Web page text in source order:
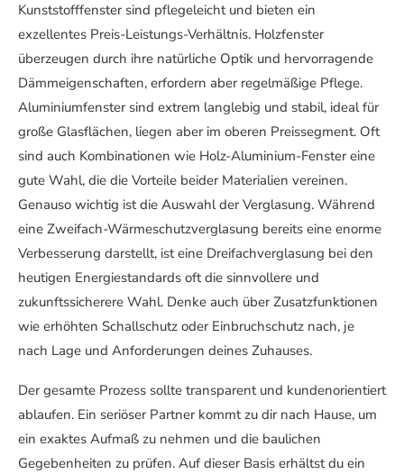
Kunststofffenster sind pflegeleicht und bieten ein
exzellentes Preis-Leistungs-Verhältnis. Holzfenster
überzeugen durch ihre natürliche Optik und hervorragende
Dämmeigenschaften, erfordern aber regelmäßige Pflege.
Aluminiumfenster sind extrem langlebig und stabil, ideal für
große Glasflächen, liegen aber im oberen Preissegment. Oft
sind auch Kombinationen wie Holz-Aluminium-Fenster eine
gute Wahl, die die Vorteile beider Materialien vereinen.
Genauso wichtig ist die Auswahl der Verglasung. Während
eine Zweifach-Wärmeschutzverglasung bereits eine enorme
Verbesserung darstellt, ist eine Dreifachverglasung bei den
heutigen Energiestandards oft die sinnvollere und
zukunftssicherere Wahl. Denke auch über Zusatzfunktionen
wie erhöhten Schallschutz oder Einbruchschutz nach, je
nach Lage und Anforderungen deines Zuhauses.
Der gesamte Prozess sollte transparent und kundenorientiert
ablaufen. Ein seriöser Partner kommt zu dir nach Hause, um
ein exaktes Aufmaß zu nehmen und die baulichen
Gegebenheiten zu prüfen. Auf dieser Basis erhältst du ein